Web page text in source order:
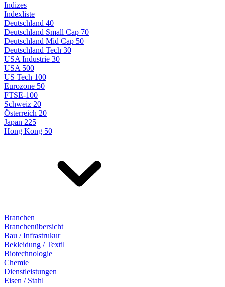
Indizes
Indexliste
Deutschland 40
Deutschland Small Cap 70
Deutschland Mid Cap 50
Deutschland Tech 30
USA Industrie 30
USA 500
US Tech 100
Eurozone 50
FTSE-100
Schweiz 20
Österreich 20
Japan 225
Hong Kong 50
Branchen
Branchenübersicht
Bau / Infrastrukur
Bekleidung / Textil
Biotechnologie
Chemie
Dienstleistungen
Eisen / Stahl